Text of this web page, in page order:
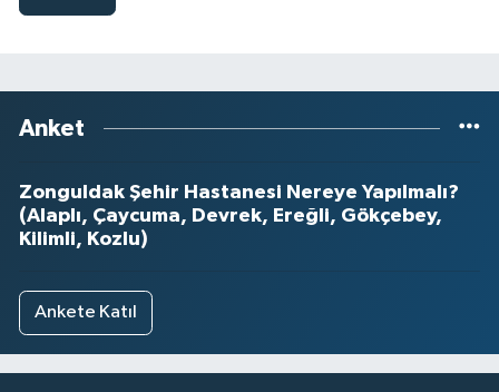
Anket
Zonguldak Şehir Hastanesi Nereye Yapılmalı?
(Alaplı, Çaycuma, Devrek, Ereğli, Gökçebey,
Kilimli, Kozlu)
Ankete Katıl